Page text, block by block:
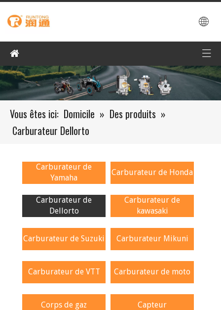
Vous êtes ici: Domicile » Des produits »
Carburateur Dellorto
Carburateur de
Yamaha
Carburateur de Honda
Carburateur de
Dellorto
Carburateur de
kawasaki
Carburateur de Suzuki Carburateur Mikuni
Carburateur de VTT Carburateur de moto
Corps de gaz Capteur